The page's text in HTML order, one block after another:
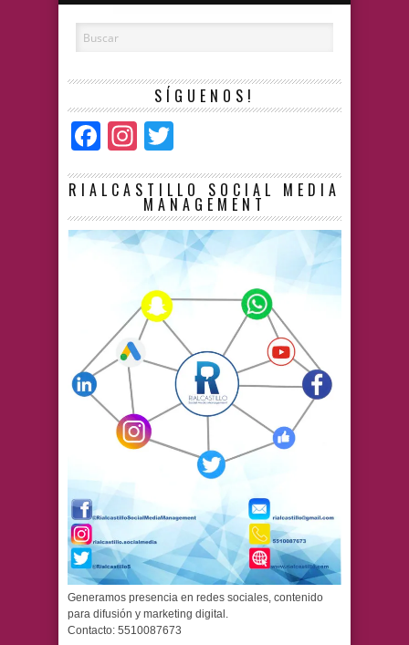
SÍGUENOS!
Facebook
Instagram
RIALCASTILLO SOCIAL MEDIA
MANAGEMENT
Generamos presencia en redes sociales, contenido
para difusión y marketing digital.
Contacto: 5510087673